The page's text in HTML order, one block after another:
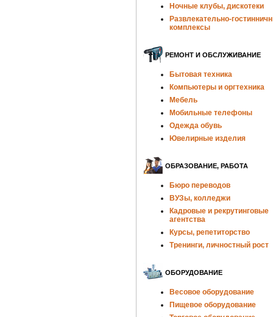
Ночные клубы, дискотеки
Развлекательно-
комплексы
РЕМОНТ И ОБСЛУЖИВАНИЕ
Бытовая техника
Компьютеры и оргтехника
Мебель
Мобильные телефоны
Одежда обувь
Ювелирные изделия
ОБРАЗОВАНИЕ, РАБОТА
Бюро переводов
ВУЗы, колледжи
Кадровые и рекрутинговые
агентства
Курсы, репетиторство
Тренинги, личностный рост
ОБОРУДОВАНИЕ
Весовое оборудование
Пищевое оборудование